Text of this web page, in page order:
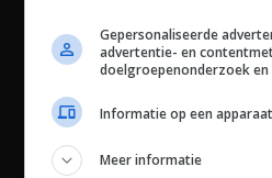
Gepersonaliseerde
advertentie- en
doelgroepenonderzoek
Informatie op een
Meer informatie